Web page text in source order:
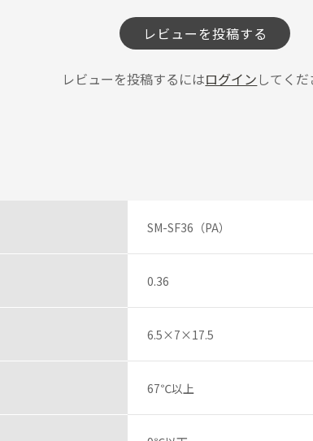
レビューを投稿する
レビューを投稿するにはログイン してくだ
SM-SF36（PA）
0.36
6.5×7×17.5
67℃以上